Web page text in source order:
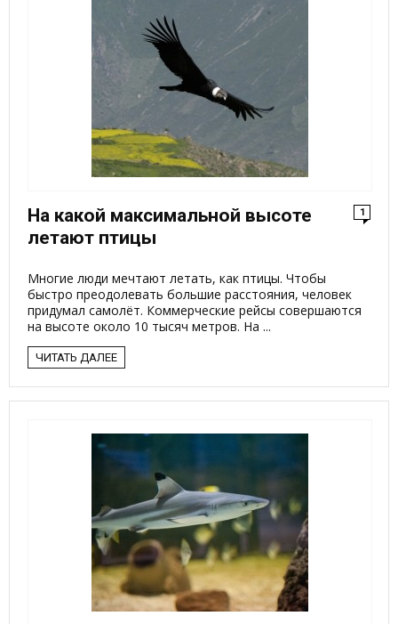
На какой максимальной высоте
летают птицы
1
Многие люди мечтают летать, как птицы. Чтобы
быстро преодолевать большие расстояния, человек
придумал самолёт. Коммерческие рейсы совершаются
на высоте около 10 тысяч метров. На ...
ЧИТАТЬ ДАЛЕЕ